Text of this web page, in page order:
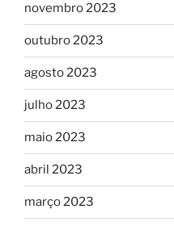
novembro 2023
outubro 2023
agosto 2023
julho 2023
maio 2023
abril 2023
março 2023